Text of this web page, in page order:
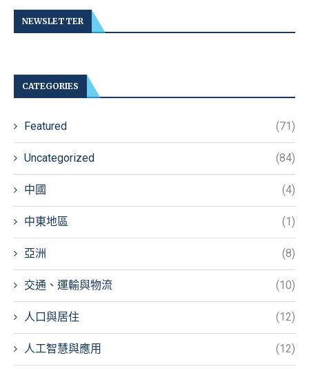
NEWSLETTER
CATEGORIES
Featured (71)
Uncategorized (84)
中國 (4)
中東地區 (1)
亞洲 (8)
交通、運輸與物流 (10)
人口與居住 (12)
人工智慧與應用 (12)